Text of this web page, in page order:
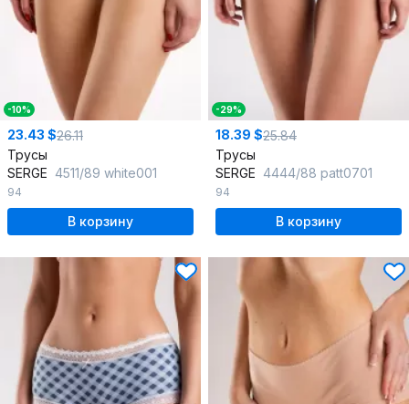
-10%
23.43 $26.11
Трусы
SERGE 4511/89 white001
94
В корзину
-29%
18.39 $25.84
Трусы
SERGE 4444/88 patt0701
94
В корзину